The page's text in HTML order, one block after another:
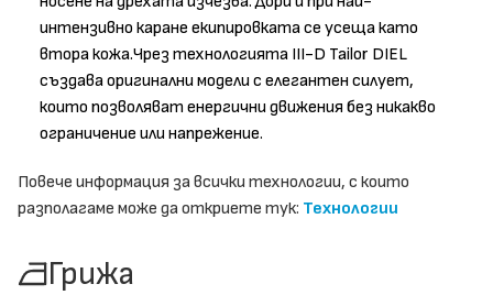
интензивно каране екипировката се усеща като
втора кожа.Чрез технологията III-D Tailor DIEL
създава оригинални модели с елегантен силует,
които позволяват енергични движения без никакво
ограничение или напрежение.
Повече информация за всички технологии, с които
разполагаме може да откриете тук: Технологии
Грижа